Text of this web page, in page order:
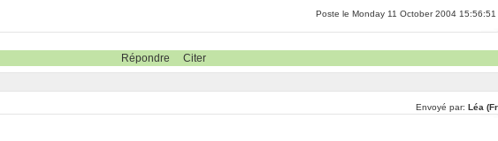
Poste le Monday 11 October 2004 15:56:51
Répondre Citer
Envoyé par: Léa